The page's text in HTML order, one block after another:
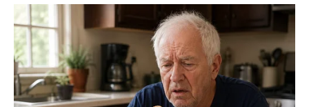
miješajući rukama.
Tijesto podijelite na 3 do 4 dijela (ja sam se odlučila za 2 pa je
ispalo 16 većih kiflica, mada su mamine manje slađe). Na
površini posutoj brašnom svaki dio počnite rukom oblikovati u
ravni krug, a zatim ih razvaljajte valjkom.